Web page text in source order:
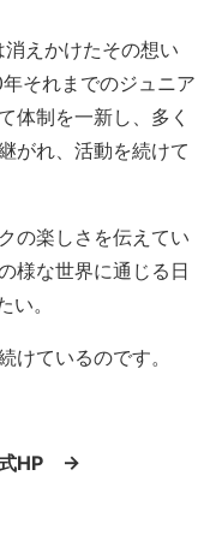
えかけたその想い
それまでのジュニア
体制を一新し、多く
がれ、活動を続けて
の楽しさを伝えてい
様な世界に通じる日
。
けているのです。
式HP →